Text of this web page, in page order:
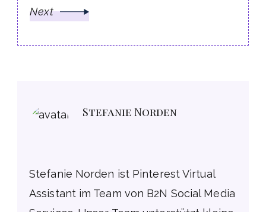
Next
Stefanie Norden
Stefanie Norden ist Pinterest Virtual
Assistant im Team von B2N Social Media